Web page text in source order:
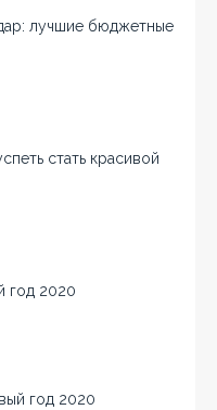
лучшие бюджетные
стать красивой
год 2020
год 2020